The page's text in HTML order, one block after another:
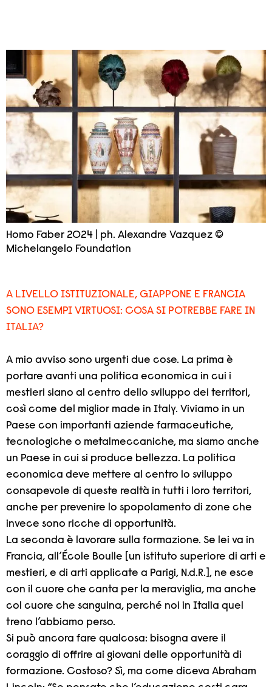
Homo Faber 2024 | ph. Alexandre Vazquez ©
Michelangelo Foundation
A LIVELLO ISTITUZIONALE, GIAPPONE E FRANCIA
SONO ESEMPI VIRTUOSI: COSA SI POTREBBE FARE IN
ITALIA?
A mio avviso sono urgenti due cose. La prima è
portare avanti una politica economica in cui i
mestieri siano al centro dello sviluppo dei territori,
così come del miglior made in Italy. Viviamo in un
Paese con importanti aziende farmaceutiche,
tecnologiche o metalmeccaniche, ma siamo anche
un Paese in cui si produce bellezza. La politica
economica deve mettere al centro lo sviluppo
consapevole di queste realtà in tutti i loro territori,
anche per prevenire lo spopolamento di zone che
invece sono ricche di opportunità.
La seconda è lavorare sulla formazione. Se lei va in
Francia, all’École Boulle [un istituto superiore di arti e
mestieri, e di arti applicate a Parigi, N.d.R.], ne esce
con il cuore che canta per la meraviglia, ma anche
col cuore che sanguina, perché noi in Italia quel
treno l’abbiamo perso.
Si può ancora fare qualcosa: bisogna avere il
coraggio di offrire ai giovani delle opportunità di
formazione. Costoso? Sì, ma come diceva Abraham